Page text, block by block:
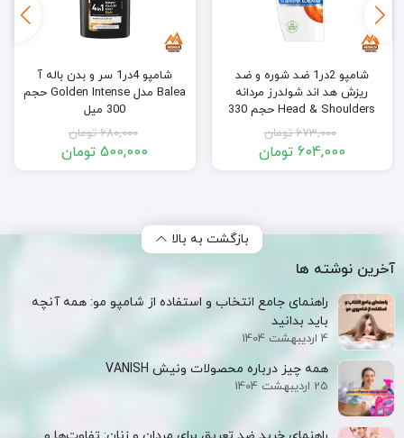
شامپو 2در1 ضد شوره و ضد
ریزش هد اند شولدرز مردانه
Head & Shoulders حجم 330
میل
673,000 تومان
604,000 تومان
شامپو 4در1 سر و بدن باله آ
Balea مدل Golden Intense حجم
300 میل
680,000 تومان
500,000 تومان
بازگشت به بالا
آخرین نوشته ها
راهنمای جامع انتخاب و استفاده از شامپو مو: همه آنچه
باید بدانید
4 اردیبهشت 1404
همه‌ چیز درباره محصولات ونیش VANISH
25 اردیبهشت 1404